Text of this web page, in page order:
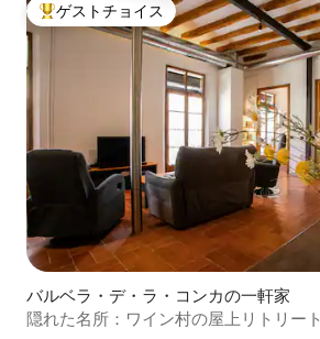
大好評のゲストチョイスです。
ゲストチョイス
バルベラ・デ・ラ・コンカの一軒家
隠れた名所：ワイン村の屋上リトリート